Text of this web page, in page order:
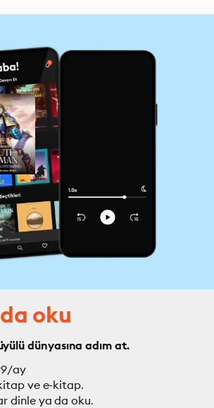
oku
dünyasına adım at.
ay
ve e-kitap.
dinle ya da oku.